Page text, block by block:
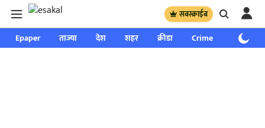
सबस्क्राईब
Epaper ताज्या देश शहर क्रीडा Crime साप्ताहिक